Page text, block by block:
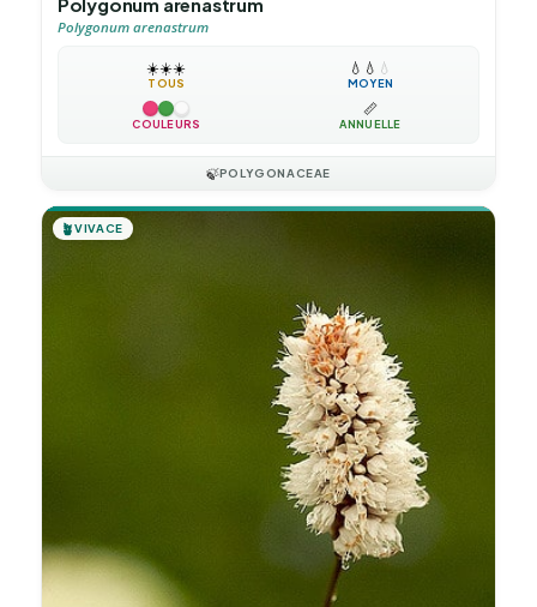
Polygonum arenastrum
☀️☀️☀️
TOUS
💧 💧 💧
MOYEN
COULEURS
📏
ANNUELLE
🍃POLYGONACEAE
🪴VIVACE